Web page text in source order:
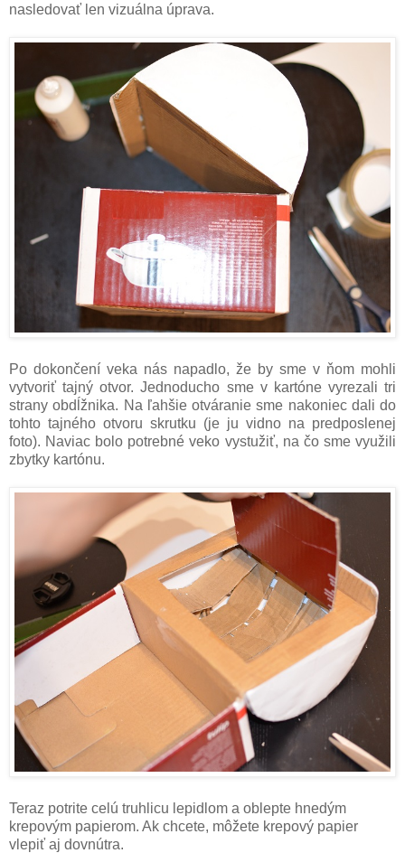
nasledovať len vizuálna úprava.
Po dokončení veka nás napadlo, že by sme v ňom mohli
vytvoriť tajný otvor. Jednoducho sme v kartóne vyrezali tri
strany obdĺžnika. Na ľahšie otváranie sme nakoniec dali do
tohto tajného otvoru skrutku (je ju vidno na predposlenej
foto). Naviac bolo potrebné veko vystužiť, na čo sme využili
zbytky kartónu.
Teraz potrite celú truhlicu lepidlom a oblepte hnedým
krepovým papierom. Ak chcete, môžete krepový papier
vlepiť aj dovnútra.